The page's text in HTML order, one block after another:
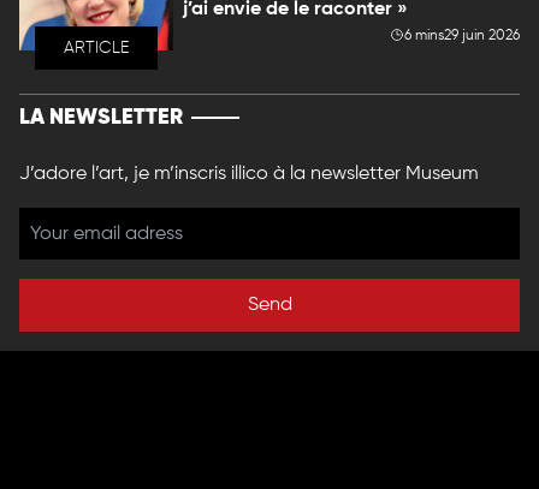
ARTICLE
j’ai envie de le raconter »
6 mins29 juin 2026
LA NEWSLETTER
J’adore l’art, je m’inscris illico à la newsletter Museum
Send